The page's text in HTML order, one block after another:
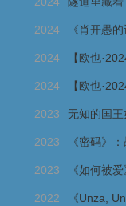
2024 《肖开愚
2024 【欧也
2024 【欧也
2023 无知的国
2023 《密码》
2023 《如何被
2022 《Unza,